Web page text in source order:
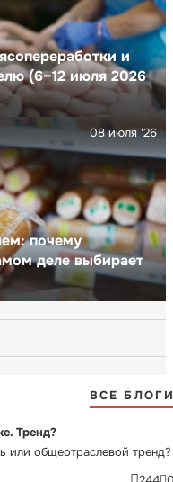
и
(6–12 июля 2026
почему
деле выбирает
08 июля '26
ВСЕ
Тренд?
или общеотраслевой тренд?